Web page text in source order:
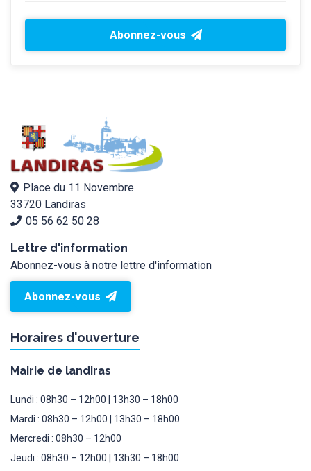
Abonnez-vous
Place du 11 Novembre
33720 Landiras
05 56 62 50 28
Lettre d'information
Abonnez-vous à notre lettre d'information
Abonnez-vous
Horaires d'ouverture
Mairie de landiras
Lundi : 08h30 – 12h00 | 13h30 – 18h00
Mardi : 08h30 – 12h00 | 13h30 – 18h00
Mercredi : 08h30 – 12h00
Jeudi : 08h30 – 12h00 | 13h30 – 18h00